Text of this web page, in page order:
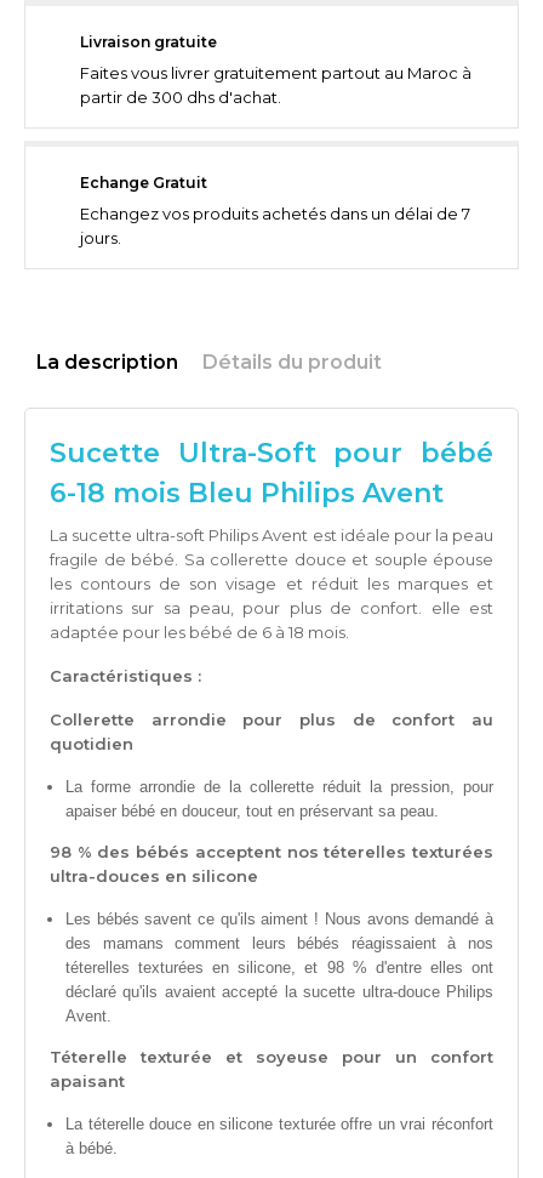
Livraison gratuite
Faites vous livrer gratuitement partout au Maroc à
partir de 300 dhs d'achat.
Echange Gratuit
Echangez vos produits achetés dans un délai de 7
jours.
La description Détails du produit
Sucette Ultra-Soft pour bébé
6-18 mois Bleu Philips Avent
La sucette ultra-soft Philips Avent est idéale pour la peau
fragile de bébé. Sa collerette douce et souple épouse
les contours de son visage et réduit les marques et
irritations sur sa peau, pour plus de confort. elle est
adaptée pour les bébé de 6 à 18 mois.
Caractéristiques :
Collerette arrondie pour plus de confort au
quotidien
La forme arrondie de la collerette réduit la pression, pour
apaiser bébé en douceur, tout en préservant sa peau.
98 % des bébés acceptent nos téterelles texturées
ultra-douces en silicone
Les bébés savent ce qu'ils aiment ! Nous avons demandé à
des mamans comment leurs bébés réagissaient à nos
téterelles texturées en silicone, et 98 % d'entre elles ont
déclaré qu'ils avaient accepté la sucette ultra-douce Philips
Avent.
Téterelle texturée et soyeuse pour un confort
apaisant
La téterelle douce en silicone texturée offre un vrai réconfort
à bébé.